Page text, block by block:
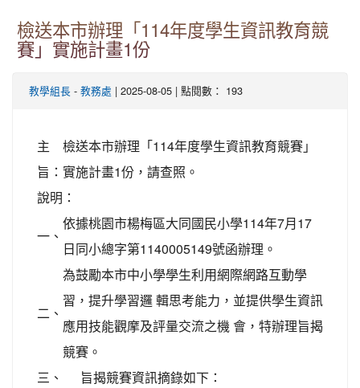
檢送本市辦理「114年度學生資訊教育競
賽」實施計畫1份
教學組長 - 教務處 | 2025-08-05 | 點閱數： 193
主
旨：
檢送本市辦理「114年度學生資訊教育競賽」
實施計畫1份，請查照。
說明：
一、
依據桃園市楊梅區大同國民小學114年7月17
日同小總字第1140005149號函辦理。
二、
為鼓勵本市中小學學生利用網際網路互動學
習，提升學習邏 輯思考能力，並提供學生資訊
應用技能觀摩及評量交流之機 會，特辦理旨揭
競賽。
三、
旨揭競賽資訊摘錄如下：